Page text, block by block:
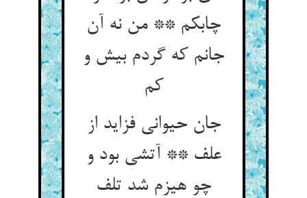
چابکم ** من نه آن
جانم که گردم بیش و
کم
جان حیوانی فزاید از
علف ** آتشی بود و
چو هیزم شد تلف